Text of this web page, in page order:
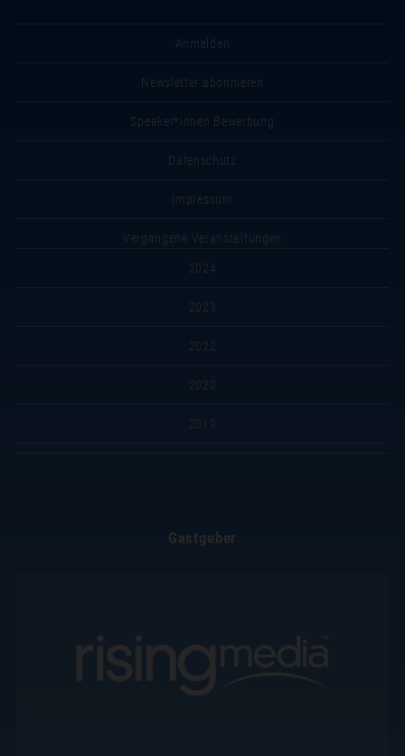
Anmelden
Newsletter abonnieren
Speaker*innen Bewerbung
Datenschutz
Impressum
Vergangene Veranstaltungen
2024
2023
2022
2020
2019
Gastgeber